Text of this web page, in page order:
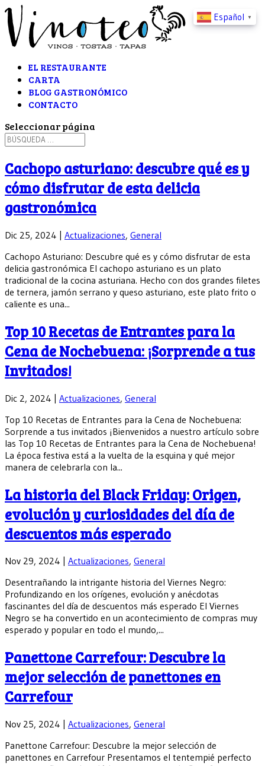
EL RESTAURANTE
CARTA
BLOG GASTRONÓMICO
CONTACTO
Seleccionar página
Cachopo asturiano: descubre qué es y
cómo disfrutar de esta delicia
gastronómica
Dic 25, 2024 | Actualizaciones, General
Cachopo Asturiano: Descubre qué es y cómo disfrutar de esta
delicia gastronómica El cachopo asturiano es un plato
tradicional de la cocina asturiana. Hecho con dos grandes filetes
de ternera, jamón serrano y queso asturiano, este plato frito o
caliente es una...
Top 10 Recetas de Entrantes para la
Cena de Nochebuena: ¡Sorprende a tus
Invitados!
Dic 2, 2024 | Actualizaciones, General
Top 10 Recetas de Entrantes para la Cena de Nochebuena:
Sorprende a tus invitados ¡Bienvenidos a nuestro artículo sobre
las Top 10 Recetas de Entrantes para la Cena de Nochebuena!
La época festiva está a la vuelta de la esquina y qué mejor
manera de celebrarla con la...
La historia del Black Friday: Origen,
evolución y curiosidades del día de
descuentos más esperado
Nov 29, 2024 Actualizaciones, General
Desentrañando la intrigante historia del Viernes Negro:
Profundizando en los orígenes, evolución y anécdotas
fascinantes del día de descuentos más esperado El Viernes
Negro se ha convertido en un acontecimiento de compras muy
esperado y popular en todo el mundo,...
Panettone Carrefour: Descubre la
mejor selección de panettones en
Carrefour
Nov 25, 2024 Actualizaciones, General
Panettone Carrefour: Descubre la mejor selección de
panettones en Carrefour Presentamos el tentempié perfecto
Español ▼